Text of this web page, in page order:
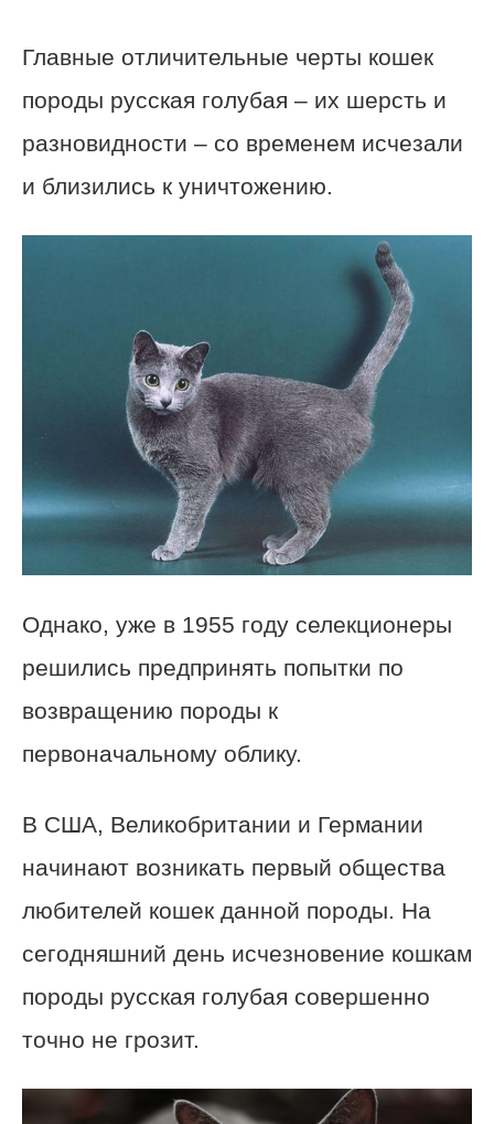
Главные отличительные черты кошек
породы русская голубая – их шерсть и
разновидности – со временем исчезали
и близились к уничтожению.
Однако, уже в 1955 году селекционеры
решились предпринять попытки по
возвращению породы к
первоначальному облику.
В США, Великобритании и Германии
начинают возникать первый общества
любителей кошек данной породы. На
сегодняшний день исчезновение кошкам
породы русская голубая совершенно
точно не грозит.